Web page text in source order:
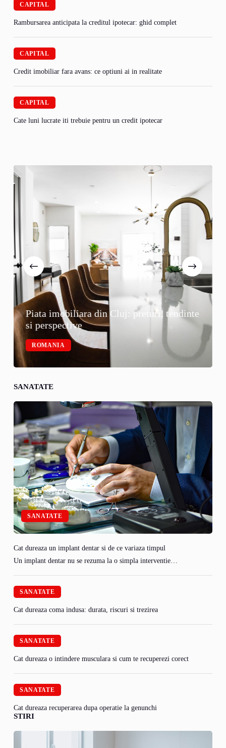
CAPITAL
Rambursarea anticipata la creditul ipotecar: ghid complet
CAPITAL
Credit imobiliar fara avans: ce optiuni ai in realitate
CAPITAL
Cate luni lucrate iti trebuie pentru un credit ipotecar
Piata imobiliara din Cluj: preturi, tendinte
si perspective
ROMANIA
SANATATE
SANATATE
Cat dureaza un implant dentar si de ce variaza timpul
Un implant dentar nu se rezuma la o simpla interventie…
SANATATE
Cat dureaza coma indusa: durata, riscuri si trezirea
SANATATE
Cat dureaza o intindere musculara si cum te recuperezi corect
SANATATE
Cat dureaza recuperarea dupa operatie la genunchi
STIRI